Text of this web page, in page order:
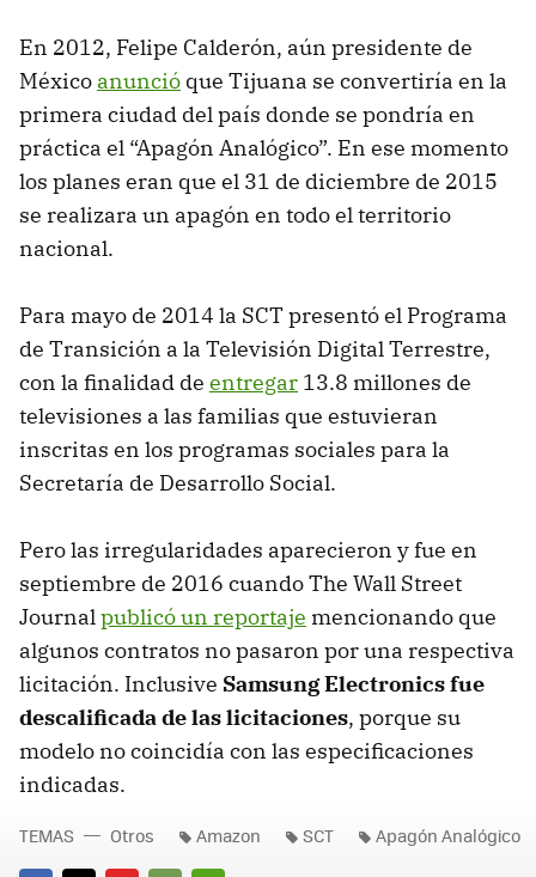
En 2012, Felipe Calderón, aún presidente de
México anunció que Tijuana se convertiría en la
primera ciudad del país donde se pondría en
práctica el “Apagón Analógico”. En ese momento
los planes eran que el 31 de diciembre de 2015
se realizara un apagón en todo el territorio
nacional.
Para mayo de 2014 la SCT presentó el Programa
de Transición a la Televisión Digital Terrestre,
con la finalidad de entregar 13.8 millones de
televisiones a las familias que estuvieran
inscritas en los programas sociales para la
Secretaría de Desarrollo Social.
Pero las irregularidades aparecieron y fue en
septiembre de 2016 cuando The Wall Street
Journal publicó un reportaje mencionando que
algunos contratos no pasaron por una respectiva
licitación. Inclusive Samsung Electronics fue
descalificada de las licitaciones, porque su
modelo no coincidía con las especificaciones
indicadas.
TEMAS Otros Amazon SCT Apagón Analógico